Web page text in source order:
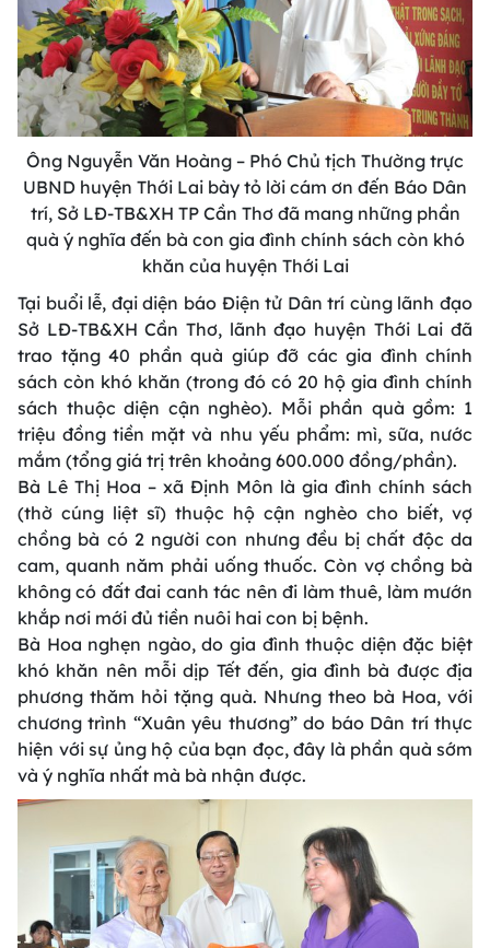
Ông Nguyễn Văn Hoàng – Phó Chủ tịch Thường trực
UBND huyện Thới Lai bày tỏ lời cám ơn đến Báo Dân
trí, Sở LĐ-TB&XH TP Cần Thơ đã mang những phần
quà ý nghĩa đến bà con gia đình chính sách còn khó
khăn của huyện Thới Lai
Tại buổi lễ, đại diện báo Điện tử Dân trí cùng lãnh đạo
Sở LĐ-TB&XH Cần Thơ, lãnh đạo huyện Thới Lai đã
trao tặng 40 phần quà giúp đỡ các gia đình chính
sách còn khó khăn (trong đó có 20 hộ gia đình chính
sách thuộc diện cận nghèo). Mỗi phần quà gồm: 1
triệu đồng tiền mặt và nhu yếu phẩm: mì, sữa, nước
mắm (tổng giá trị trên khoảng 600.000 đồng/phần).
Bà Lê Thị Hoa – xã Định Môn là gia đình chính sách
(thờ cúng liệt sĩ) thuộc hộ cận nghèo cho biết, vợ
chồng bà có 2 người con nhưng đều bị chất độc da
cam, quanh năm phải uống thuốc. Còn vợ chồng bà
không có đất đai canh tác nên đi làm thuê, làm mướn
khắp nơi mới đủ tiền nuôi hai con bị bệnh.
Bà Hoa nghẹn ngào, do gia đình thuộc diện đặc biệt
khó khăn nên mỗi dịp Tết đến, gia đình bà được địa
phương thăm hỏi tặng quà. Nhưng theo bà Hoa, với
chương trình “Xuân yêu thương” do báo Dân trí thực
hiện với sự ủng hộ của bạn đọc, đây là phần quà sớm
và ý nghĩa nhất mà bà nhận được.